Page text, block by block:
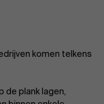
komen telkens
de plank lagen,